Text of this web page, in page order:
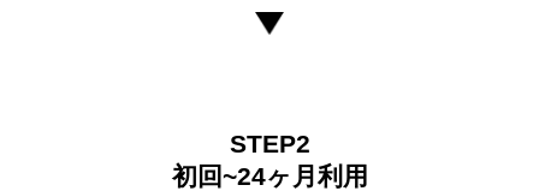
STEP2
初回~24ヶ月利用